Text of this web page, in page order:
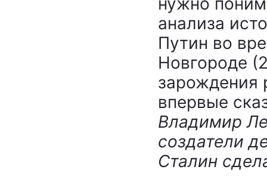
анализа
Путин во
Новгороде
зарождения
впервые
Владимир
создатели
Сталин